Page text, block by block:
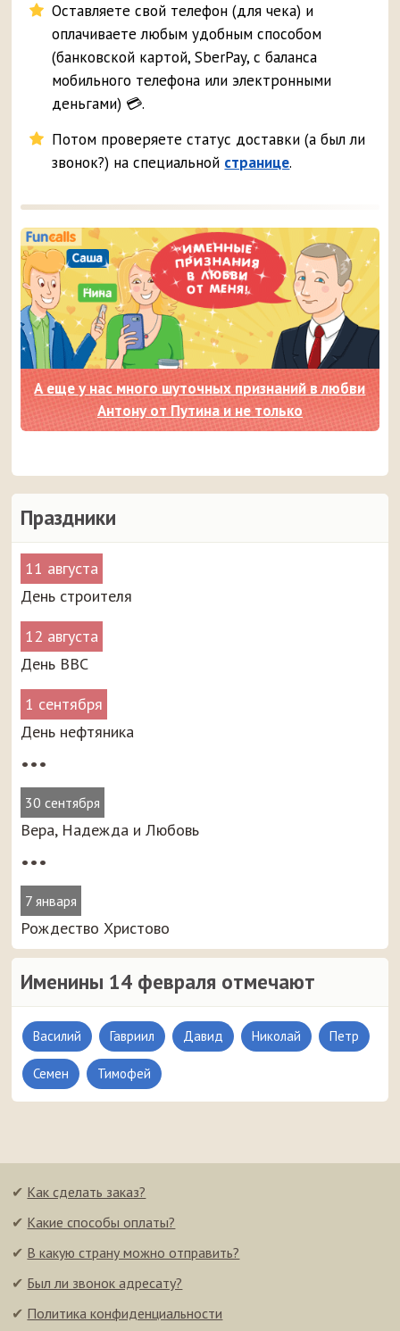
Праздники
11 августа
День строителя
12 августа
День ВВС
1 сентября
День нефтяника
•••
30 сентября
Вера, Надежда и Любовь
•••
7 января
Рождество Христово
Именины 14 февраля отмечают
Василий Гавриил Давид Николай Петр
Семен Тимофей
Оставляете свой телефон (для чека) и
оплачиваете любым удобным способом
(банковской картой, SberPay, с баланса
мобильного телефона или электронными
деньгами) 💳.
Потом проверяете статус доставки (а был ли
звонок?) на специальной странице.
А еще у нас много шуточных признаний в любви
Антону от Путина и не только
✔ Как сделать заказ?
✔ Какие способы оплаты?
✔ В какую страну можно отправить?
✔ Был ли звонок адресату?
✔ Политика конфиденциальности